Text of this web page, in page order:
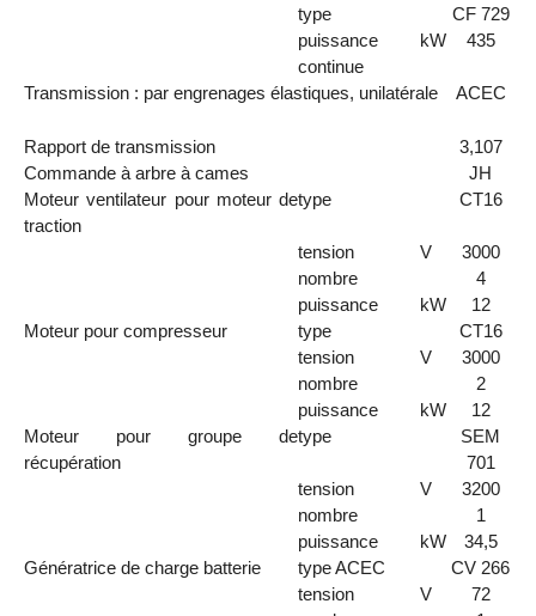
type
CF 729
puissance
continue
kW 435
Transmission : par engrenages élastiques, unilatérale ACEC
Rapport de transmission
3,107
Commande à arbre à cames
JH
Moteur ventilateur pour moteur de
traction
type CT16
tension V
3000
nombre
4
puissance
kW
12
Moteur pour compresseur
type
CT16
tension
V
3000
nombre
2
puissance
kW
12
Moteur pour groupe de
récupération
type
SEM
701
tension
V
3200
nombre
1
puissance
kW
34,5
Génératrice de charge batterie
type ACEC
CV 266
tension
V
72